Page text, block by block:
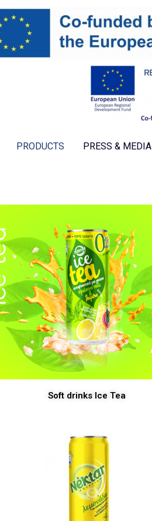
PRODUCTS PRESS & MEDIA
Soft drinks Ice Tea